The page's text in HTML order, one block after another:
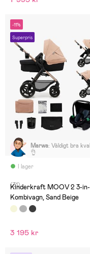
-11%
Superpris
I lager
Marwa: Väldigt bra
👌
(31)
Kinderkraft MOOV 2 3-in-
Kombivagn, Sand Beige
3 195 kr